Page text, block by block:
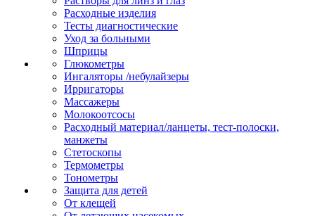
Расходные изделия
Тесты диагностические
Уход за больными
Шприцы
Глюкометры
Ингаляторы /небулайзеры
Ирригаторы
Массажеры
Молокоотсосы
Расходный материал/ланцеты, тест-полоски,
манжеты
Стетоскопы
Термометры
Тонометры
Защита для детей
От клещей